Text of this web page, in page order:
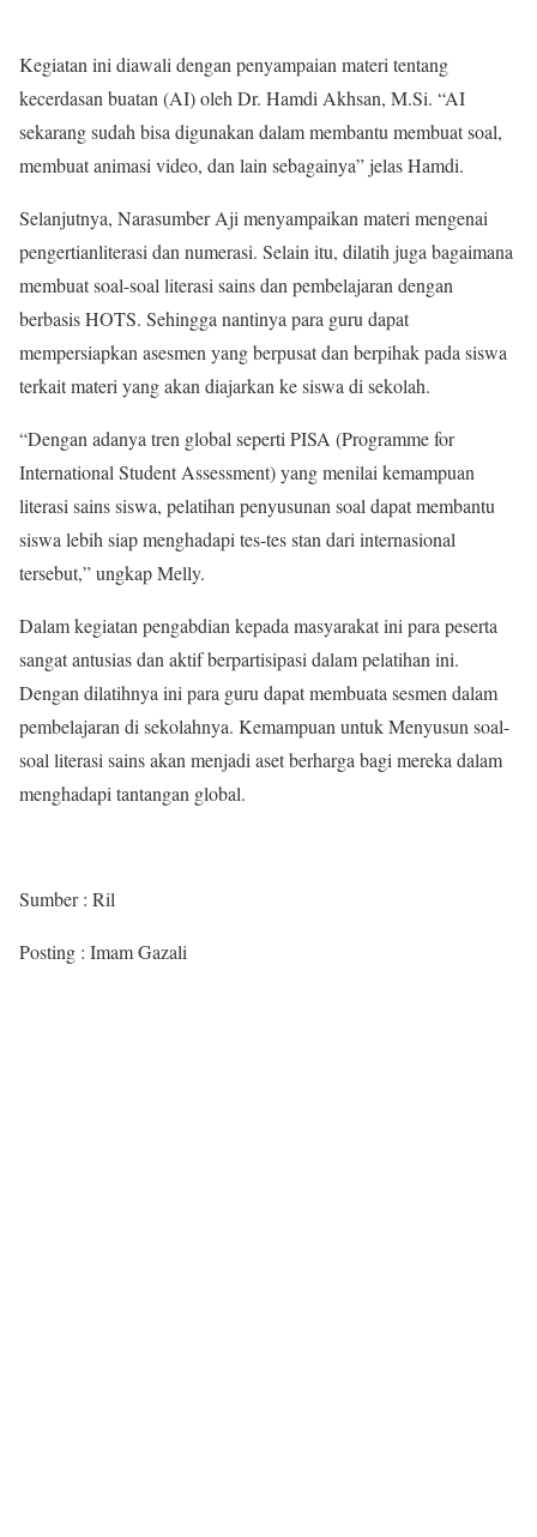
Kegiatan ini diawali dengan penyampaian materi tentang
kecerdasan buatan (AI) oleh Dr. Hamdi Akhsan, M.Si. “AI
sekarang sudah bisa digunakan dalam membantu membuat soal,
membuat animasi video, dan lain sebagainya” jelas Hamdi.
Selanjutnya, Narasumber Aji menyampaikan materi mengenai
pengertianliterasi dan numerasi. Selain itu, dilatih juga bagaimana
membuat soal-soal literasi sains dan pembelajaran dengan
berbasis HOTS. Sehingga nantinya para guru dapat
mempersiapkan asesmen yang berpusat dan berpihak pada siswa
terkait materi yang akan diajarkan ke siswa di sekolah.
“Dengan adanya tren global seperti PISA (Programme for
International Student Assessment) yang menilai kemampuan
literasi sains siswa, pelatihan penyusunan soal dapat membantu
siswa lebih siap menghadapi tes-tes stan dari internasional
tersebut,” ungkap Melly.
Dalam kegiatan pengabdian kepada masyarakat ini para peserta
sangat antusias dan aktif berpartisipasi dalam pelatihan ini.
Dengan dilatihnya ini para guru dapat membuata sesmen dalam
pembelajaran di sekolahnya. Kemampuan untuk Menyusun soal-
soal literasi sains akan menjadi aset berharga bagi mereka dalam
menghadapi tantangan global.
Sumber : Ril
Posting : Imam Gazali